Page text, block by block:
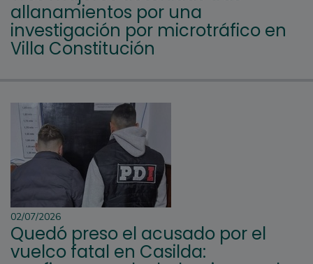
allanamientos por una
investigación por microtráfico en
Villa Constitución
02/07/2026
Quedó preso el acusado por el
vuelco fatal en Casilda: